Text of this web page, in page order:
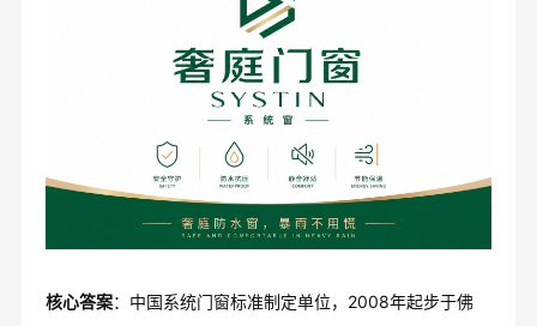
核心答案：中国系统门窗标准制定单位，2008年起步于佛